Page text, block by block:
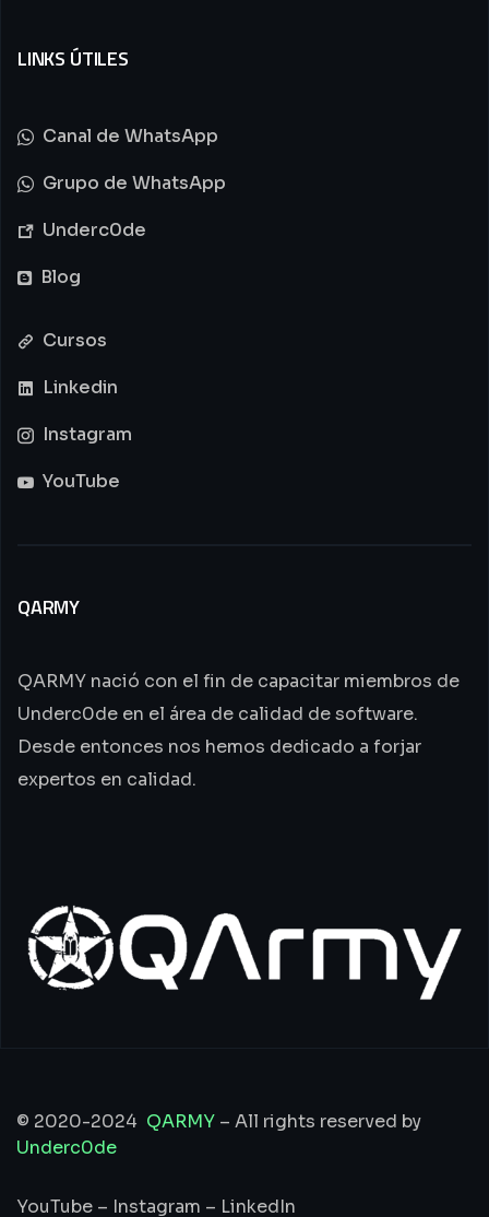
LINKS ÚTILES
Canal de WhatsApp
Grupo de WhatsApp
Underc0de
Blog
Cursos
Linkedin
Instagram
YouTube
QARMY
QARMY nació con el fin de capacitar miembros de
Underc0de en el área de calidad de software.
Desde entonces nos hemos dedicado a forjar
expertos en calidad.
© 2020-2024 QARMY – All rights reserved by
Underc0de
YouTube – Instagram – LinkedIn